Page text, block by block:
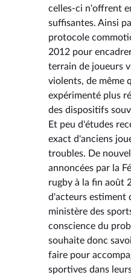
celles-ci n'offrent
suffisantes. Ainsi
protocole
2012 pour
terrain de joueurs
violents, de même
expérimenté plus
des dispositifs
Et peu d'études
exact d'anciens
troubles. De
annoncées par la
rugby à la fin août
d'acteurs estiment
ministère des
conscience du
souhaite donc
faire pour
sportives dans